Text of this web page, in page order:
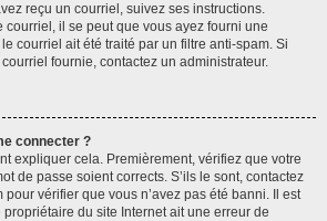
reçu un courriel, suivez ses instructions.
courriel, il se peut que vous ayez fourni une
courriel ait été traité par un filtre anti-spam. Si
fournie, contactez un administrateur.
connecter ?
expliquer cela. Premièrement, vérifiez que votre
de passe soient corrects. S’ils le sont, contactez
vérifier que vous n’avez pas été banni. Il est
du site Internet ait une erreur de